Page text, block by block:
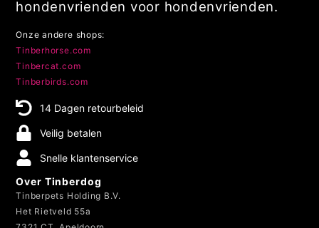
Onze andere shops:
14 Dagen retourbeleid
Veilig betalen
Snelle klantenservice
Over Tinberdog
Het Rietveld 55a
7321 CT Apeldoorn
(Geen bezoek/retouradres)